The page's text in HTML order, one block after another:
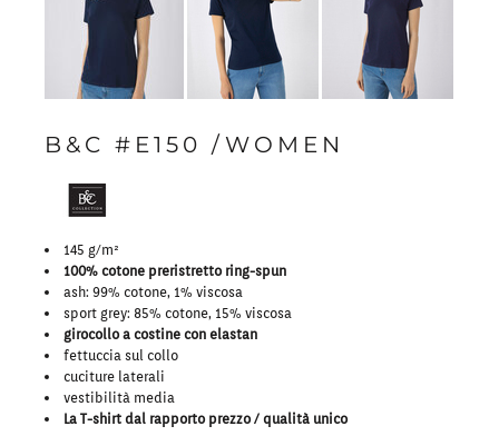
B&C #E150 /WOMEN
145 g/m²
100% cotone preristretto ring-spun
ash: 99% cotone, 1% viscosa
sport grey: 85% cotone, 15% viscosa
girocollo a costine con elastan
fettuccia sul collo
cuciture laterali
vestibilità media
La T-shirt dal rapporto prezzo / qualità unico